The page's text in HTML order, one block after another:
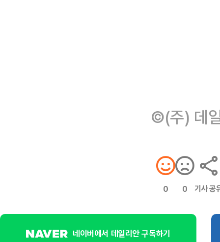
©(주) 데
0 0 기사 공
네이버에서 데일리안 구독하기